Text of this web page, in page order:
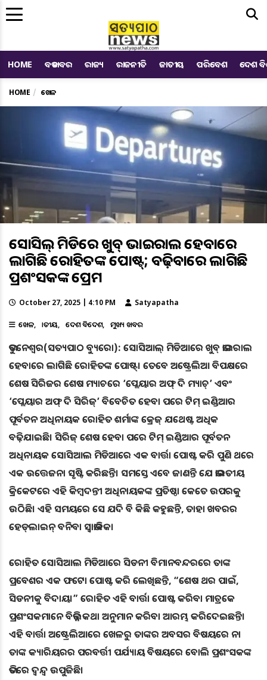
HOME ବଡ ଖବର ରାଜ୍ୟ ରାଜନୀତି ଜାତୀୟ ପରିବେଶ ଦେଶ
HOME ଖେଳ
ସୋସିଆଲ୍‌ ମିଡିଆରେ ଖୁବ୍ ଭାଇରାଲ ହେବାରେ
ଲାଗିଛି ରୋହିତଙ୍କ ପୋଷ୍ଟ୍‌; ବଢ଼ିବାରେ ଲାଗିଛି
ପ୍ରଶଂସକଙ୍କ ପ୍ରେମ
October 27, 2025 | 4:10 PM Satyapatha
ଖେଳ ଜାତୀୟ ଦେଶ ବିଦେଶ ମୁଖ୍ୟ ଖବର
ଭୁବନେଶ୍ୱର(ସତ୍ୟପାଠ ବ୍ୟୁରୋ): ସୋସିଆଲ୍‌ ମିଡିଆରେ ଖୁବ୍ ଭାଇରାଲ
ହେବାରେ ଲାଗିଛି ରୋହିତଙ୍କ ପୋଷ୍ଟ୍‌। ତେବେ ଅଷ୍ଟ୍ରେଲିଆ ବିପକ୍ଷରେ
ଶେଷ ସିରିଜର ଶେଷ ମ୍ୟାଚରେ ‘ପ୍ଲେୟାର ଅଫ୍ ଦି ମ୍ୟାଚ୍’ ଏବଂ
‘ପ୍ଲେୟାର ଅଫ୍ ଦି ସିରିଜ୍’ ବିବେଚିତ ହେବା ପରେ ଟିମ୍‌ ଇଣ୍ଡିଆର
ପୂର୍ବତନ ଅଧିନାୟକ ରୋହିତ ଶର୍ମାଙ୍କ ‌କ୍ରେଜ୍‌ ଯଥେଷ୍ଟ ଅଧିକ
ବଢ଼ିଯାଇଛି। ସିରିଜ୍ ଶେଷ ହେବା ପରେ ଟିମ୍‌ ଇଣ୍ଡିଆର ପୂର୍ବତନ
ଅଧିନାୟକ ସୋସିଆଲ ମିଡିଆରେ ଏକ ବାର୍ତ୍ତା ପୋଷ୍ଟ କରି ପୁଣି ଥରେ
ଏକ ଉତ୍ତେଜନା ସୃଷ୍ଟି କରିଛନ୍ତି। ସମସ୍ତେ ଏବେ ଜାଣନ୍ତି ଯେ ଭାରତୀୟ
କ୍ରିକେଟରେ ଏହି କିମ୍ବଦନ୍ତୀ ଅଧିନାୟକଙ୍କ ପ୍ରତିଷ୍ଠା କେତେ ଉପରକୁ
ଉଠିଛି। ଏହି ସମୟରେ ସେ ଯଦି ବି କିଛି କହୁଛନ୍ତି, ତାହା ଖବରର
ହେଡ୍‌ଲାଇନ୍‌ ବନିବା ସ୍ବାଭାବିକ।
ରୋହିତ ସୋସିଆଲ ମିଡିଆରେ ସିଡନୀ ବିମାନବନ୍ଦରରେ ତାଙ୍କ
ପ୍ରବେଶର ଏକ ଫଟୋ ପୋଷ୍ଟ କରି ଲେଖିଛନ୍ତି, “ଶେଷ ଥର ପାଇଁ,
ସିଡନୀକୁ ବିଦାୟ।” ରୋହିତ ଏହି ବାର୍ତ୍ତା ପୋଷ୍ଟ କରିବା ମାତ୍ରକେ
ପ୍ରଶଂସକମାନେ ବିଭିନ୍ନ କଥା ଅନୁମାନ କରିବା ଆରମ୍ଭ କରିଦେଇଛନ୍ତି।
ଏହି ବାର୍ତ୍ତା ଅଷ୍ଟ୍ରେଲିଆରେ ଖେଳରୁ ତାଙ୍କର ଅବସର ବିଷୟରେ ନା
ତାଙ୍କ କ୍ୟାରିୟରର ପରବର୍ତ୍ତୀ ପର୍ଯ୍ୟାୟ ବିଷୟରେ ବୋଲି ପ୍ରଶଂସକଙ୍କ
ଭିତରେ ଦ୍ବନ୍ଦ୍ବ ଉପୁଜିଛି।